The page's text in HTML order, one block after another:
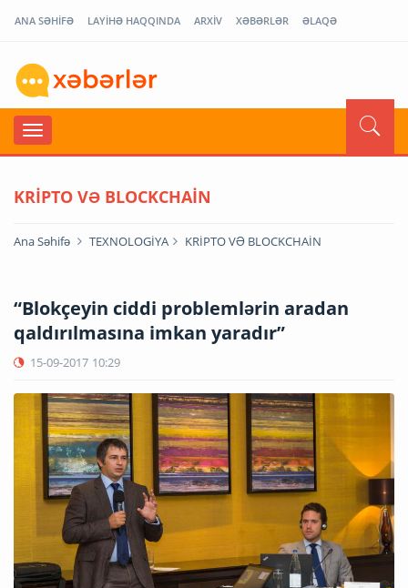
ANA SƏHİFƏ LAYİHƏ HAQQINDA ARXİV XƏBƏRLƏR ƏLAQƏ
KRİPTO VƏ BLOCKCHAİN
Ana Səhifə TEXNOLOGİYA KRİPTO VƏ BLOCKCHAİN
“Blokçeyin ciddi problemlərin aradan
qaldırılmasına imkan yaradır”
15-09-2017 10:29